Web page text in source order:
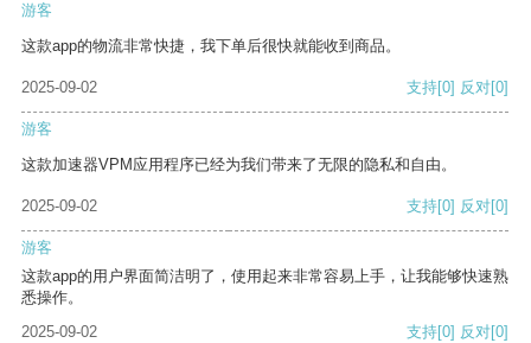
游客
这款app的物流非常快捷，我下单后很快就能收到商品。
2025-09-02 支持[0] 反对[0]
游客
这款加速器VPM应用程序已经为我们带来了无限的隐私和自由。
2025-09-02 支持[0] 反对[0]
游客
这款app的用户界面简洁明了，使用起来非常容易上手，让我能够快速熟
悉操作。
2025-09-02
支持[0] 反对[0]